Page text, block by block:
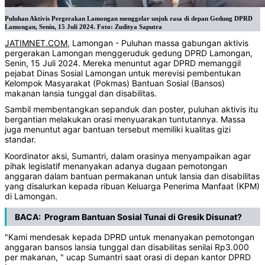
Puluhan Aktivis Pergerakan Lamongan menggelar unjuk rasa di depan Gedung DPRD
Lamongan, Senin, 15 Juli 2024. Foto: Zuditya Saputra
JATIMNET.COM, Lamongan - Puluhan massa gabungan aktivis
pergerakan Lamongan menggeruduk gedung DPRD Lamongan,
Senin, 15 Juli 2024. Mereka menuntut agar DPRD memanggil
pejabat Dinas Sosial Lamongan untuk merevisi pembentukan
Kelompok Masyarakat (Pokmas) Bantuan Sosial (Bansos)
makanan lansia tunggal dan disabilitas.
Sambil membentangkan sepanduk dan poster, puluhan aktivis itu
bergantian melakukan orasi menyuarakan tuntutannya. Massa
juga menuntut agar bantuan tersebut memiliki kualitas gizi
standar.
Koordinator aksi, Sumantri, dalam orasinya menyampaikan agar
pihak legislatif menanyakan adanya dugaan pemotongan
anggaran dalam bantuan permakanan untuk lansia dan disabilitas
yang disalurkan kepada ribuan Keluarga Penerima Manfaat (KPM)
di Lamongan.
BACA: Program Bantuan Sosial Tunai di Gresik Disunat?
"Kami mendesak kepada DPRD untuk menanyakan pemotongan
anggaran bansos lansia tunggal dan disabilitas senilai Rp3.000
per makanan, " ucap Sumantri saat orasi di depan kantor DPRD